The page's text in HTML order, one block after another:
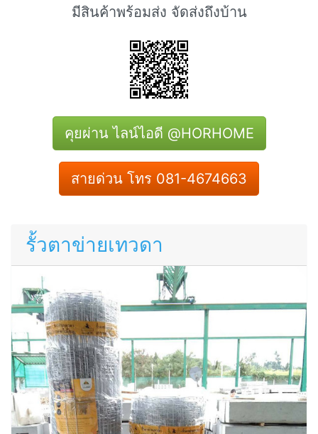
มีสินค้าพร้อมส่ง จัดส่งถึงบ้าน
คุยผ่าน ไลน์ไอดี @HORHOME
สายด่วน โทร 081-4674663
รั้วตาข่ายเทวดา